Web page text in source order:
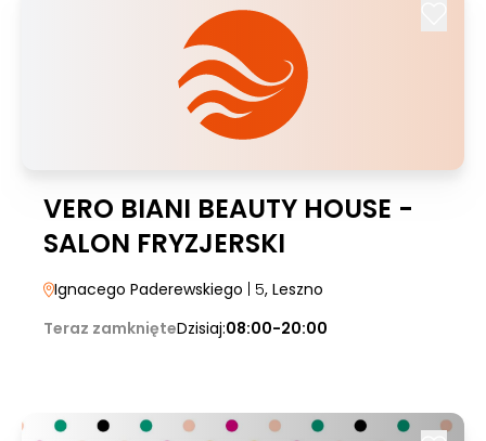
VERO BIANI BEAUTY HOUSE -
SALON FRYZJERSKI
Ignacego Paderewskiego | 5, Leszno
Teraz zamknięteDzisiaj:08:00-20:00